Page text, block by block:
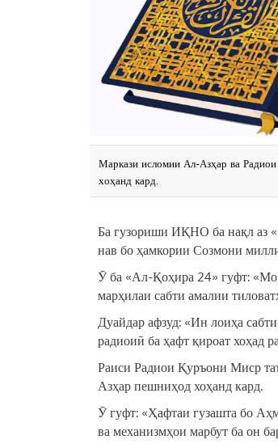
Маркази исломии Ал-Азҳар ва
хоҳанд кард.
Ба гузориши ИҚНО ба нақл аз
нав бо ҳамкории Созмони
Ӯ ба «Ал-Қоҳира 24» гуфт: «Мо
марҳилаи сабти амалии
Дуайдар афзуд: «Ин лоиҳа
радиоиӣ ба ҳафт қироат хоҳад
Раиси Радиои Қуръони Миср
Азҳар пешниҳод хоҳанд кард.
Ӯ гуфт: «Ҳафтаи гузашта бо
ва механизмҳои марбут ба он